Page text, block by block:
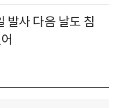
발사 다음 날도 침